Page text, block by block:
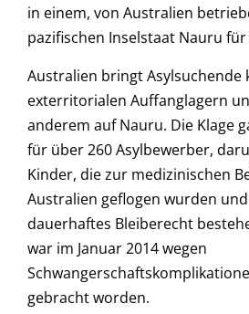
in einem, von Australien
pazifischen Inselstaat Nauru
Australien bringt Asylsuchende
exterritorialen Auffanglagern
anderem auf Nauru. Die Klage
für über 260 Asylbewerber,
Kinder, die zur medizinischen
Australien geflogen wurden
dauerhaftes Bleiberecht
war im Januar 2014 wegen
gebracht worden.